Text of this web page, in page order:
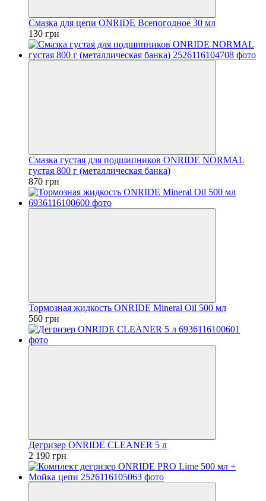
Смазка для цепи ONRIDE Всепогодное 30 мл
130 грн
Смазка густая для подшипников ONRIDE NORMAL
густая 800 г (металлическая банка)
870 грн
Тормозная жидкость ONRIDE Mineral Oil 500 мл
560 грн
Дегризер ONRIDE CLEANER 5 л
2 190 грн